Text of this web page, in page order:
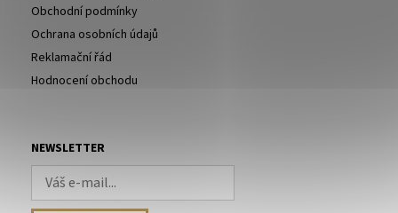
Obchodní podmínky
Ochrana osobních údajů
Reklamační řád
Hodnocení obchodu
NEWSLETTER